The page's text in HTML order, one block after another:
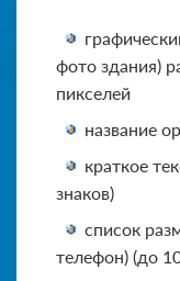
фото здания)
пикселей
название
краткое
знаков)
список
телефон) (до